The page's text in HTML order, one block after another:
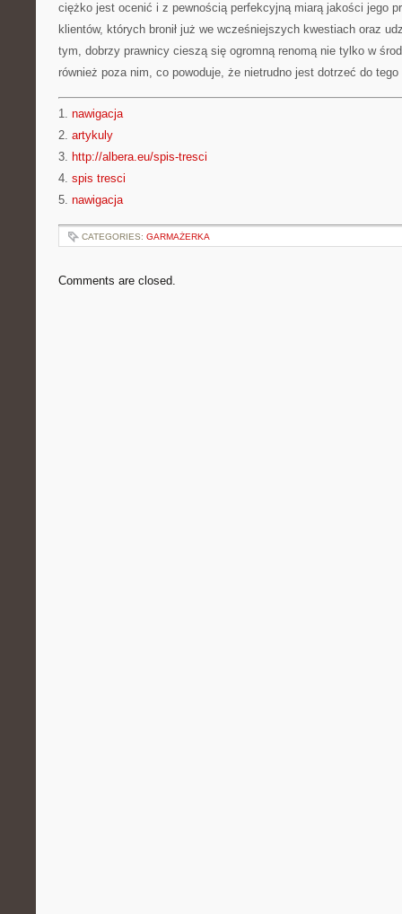
ciężko jest ocenić i z pewnością perfekcyjną miarą jakości jego
klientów, których bronił już we wcześniejszych kwestiach oraz
tym, dobrzy prawnicy cieszą się ogromną renomą nie tylko w
również poza nim, co powoduje, że nietrudno jest dotrzeć do
1. nawigacja
2. artykuly
3. http://albera.eu/spis-tresci
4. spis tresci
5. nawigacja
CATEGORIES: GARMAŻERKA
Comments are closed.